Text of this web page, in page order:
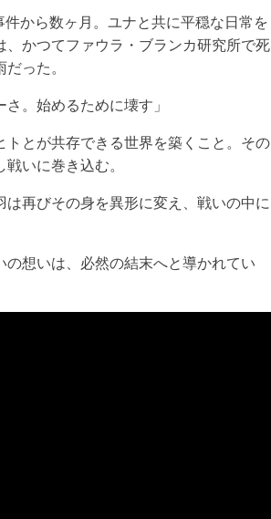
件から数ヶ月。ユナと共に平穏な日常を
、かつてファウラ・ブランカ研究所で死
った。
さ。始めるために壊す」
トとが共存できる世界を築くこと。その
いに巻き込む。
は再びその身を異形に変え、戦いの中に
の想いは、必然の結末へと導かれてい